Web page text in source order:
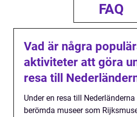
FAQ
Vad är några
aktiviteter att göra
resa till
Under en resa till
berömda museer som